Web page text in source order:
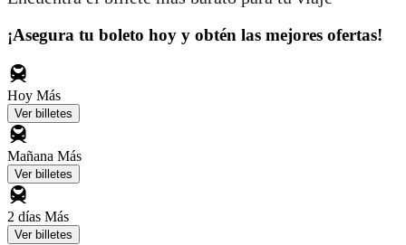
¡Asegura tu boleto hoy y obtén las mejores ofertas!
Hoy Más
Ver billetes
Mañana Más
Ver billetes
2 días Más
Ver billetes